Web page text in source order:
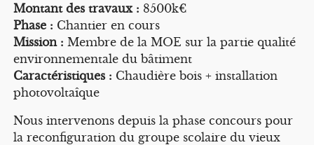
Montant des travaux : 8500k€
Phase : Chantier en cours
Mission : Membre de la MOE sur la partie qualité
environnementale du bâtiment
Caractéristiques : Chaudière bois + installation
photovoltaîque
Nous intervenons depuis la phase concours pour
la reconfiguration du groupe scolaire du vieux